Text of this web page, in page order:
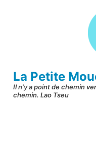
La Petite
Il n’y a point de chemin
chemin. Lao Tseu